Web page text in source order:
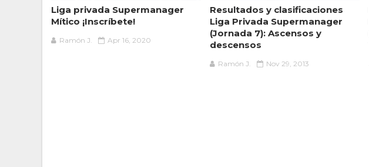
Liga privada Supermanager
Mítico ¡Inscríbete!
Ramón J. Apr 16, 2020
Resultados y clasificaciones
Liga Privada Supermanager
(Jornada 7): Ascensos y
descensos
Ramón J. Nov 29, 2013